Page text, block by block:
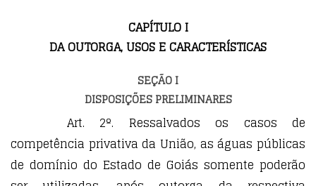
CAPÍTULO I
DA OUTORGA, USOS E CARACTERÍSTICAS
SEÇÃO I
DISPOSIÇÕES PRELIMINARES
Art. 2º. Ressalvados os casos de
competência privativa da União, as águas públicas
de domínio do Estado de Goiás somente poderão